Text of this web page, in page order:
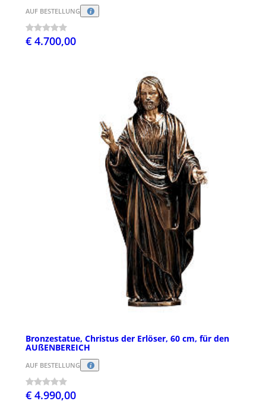
AUF BESTELLUNG
€ 4.700,00
Bronzestatue, Christus der Erlöser, 60 cm, für den
AUßENBEREICH
AUF BESTELLUNG
€ 4.990,00